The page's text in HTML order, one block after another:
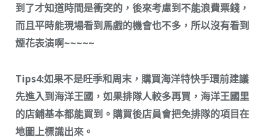
到了才知道時間是衝突的，後來考慮到不能浪費票錢，
而且平時能現場看到馬戲的機會也不多，所以沒有看到
煙花表演啊~~~~~
Tips4:如果不是旺季和周末，購買海洋特快手環前建議
先進入到海洋王國，如果排隊人較多再買，海洋王國里
的店鋪基本都能買到。購買後店員會把免排隊的項目在
地圖上標識出來。